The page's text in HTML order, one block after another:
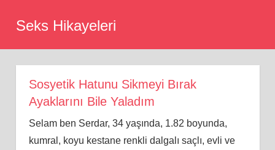
Seks Hikayeleri
Sosyetik Hatunu Sikmeyi Bırak
Ayaklarını Bile Yaladım
Selam ben Serdar, 34 yaşında, 1.82 boyunda,
kumral, koyu kestane renkli dalgalı saçlı, evli ve